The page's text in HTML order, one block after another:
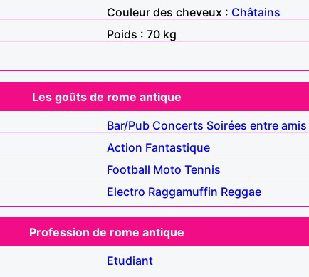
Couleur des cheveux : Châtains
Poids : 70 kg
Les goûts de rome antique
Bar/Pub Concerts Soirées entre amis
Action Fantastique
Football Moto Tennis
Electro Raggamuffin Reggae
Profession de rome antique
Etudiant